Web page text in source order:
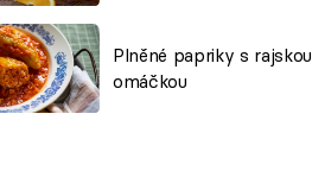
Plněné papriky s rajskou
omáčkou